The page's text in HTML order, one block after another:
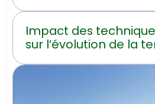
Impact des
sur l’évolution de la